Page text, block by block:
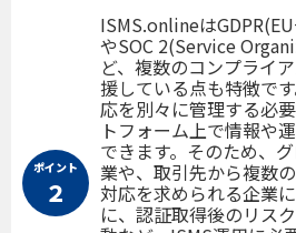
ポイント
２
ISMS.onlineは
やSOC 2(Service
ど、複数のコンプライ
援している点も特徴で
応を別々に管理する必
トフォーム上で情報や
できます。そのため、
業や、取引先から複数
対応を求められる企業
に、認証取得後のリス